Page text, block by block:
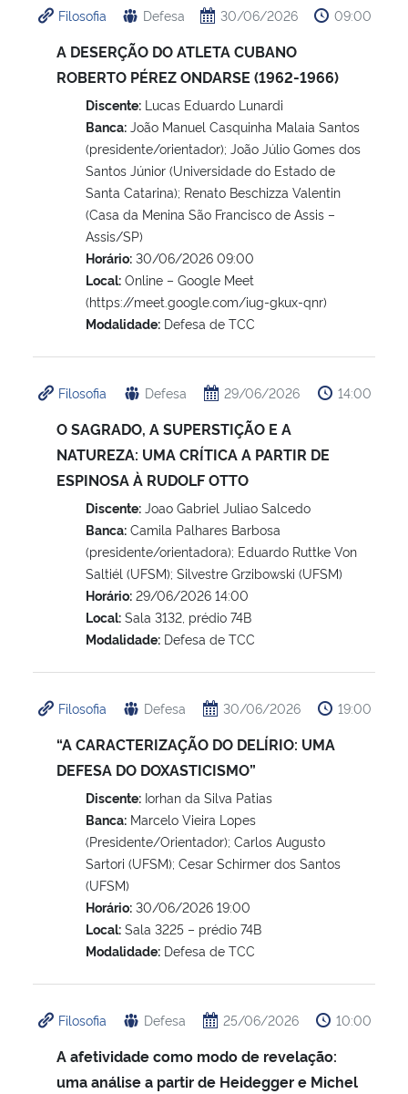
Ministério da Cidadania
Ministério de Minas e Energia
Ministério da Ciência, Tecnologia, Inovações e Comunicações
Ministério do Meio Ambiente
Ministério do Turismo
Ministério do Desenvolvimento Regional
Controladoria-Geral da União
Ministério da Mulher, da Família e dos Direitos Humanos
Secretaria-Geral
Gabinete de Segurança Institucional
Advocacia-Geral da União
Banco Central do Brasil
Filosofia Defesa 30/06/2026 09:00
A DESERÇÃO DO ATLETA CUBANO
ROBERTO PÉREZ ONDARSE (1962-1966)
Discente: Lucas Eduardo Lunardi
Banca: João Manuel Casquinha Malaia Santos
(presidente/orientador); João Júlio Gomes dos
Santos Júnior (Universidade do Estado de
Santa Catarina); Renato Beschizza Valentin
(Casa da Menina São Francisco de Assis –
Assis/SP)
Horário: 30/06/2026 09:00
Local: Online – Google Meet
(https://meet.google.com/iug-gkux-qnr)
Modalidade: Defesa de TCC
Filosofia Defesa 29/06/2026 14:00
O SAGRADO, A SUPERSTIÇÃO E A
NATUREZA: UMA CRÍTICA A PARTIR DE
ESPINOSA À RUDOLF OTTO
Discente: Joao Gabriel Juliao Salcedo
Banca: Camila Palhares Barbosa
(presidente/orientadora); Eduardo Ruttke Von
Saltiél (UFSM); Silvestre Grzibowski (UFSM)
Horário: 29/06/2026 14:00
Local: Sala 3132, prédio 74B
Modalidade: Defesa de TCC
Filosofia Defesa 30/06/2026 19:00
“A CARACTERIZAÇÃO DO DELÍRIO: UMA
DEFESA DO DOXASTICISMO”
Discente: Iorhan da Silva Patias
Banca: Marcelo Vieira Lopes
(Presidente/Orientador); Carlos Augusto
Sartori (UFSM); Cesar Schirmer dos Santos
(UFSM)
Horário: 30/06/2026 19:00
Local: Sala 3225 – prédio 74B
Modalidade: Defesa de TCC
Filosofia Defesa 25/06/2026 10:00
A afetividade como modo de revelação:
uma análise a partir de Heidegger e Michel